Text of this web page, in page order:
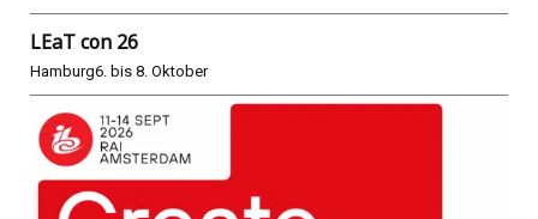
LEaT con 26
Hamburg6. bis 8. Oktober